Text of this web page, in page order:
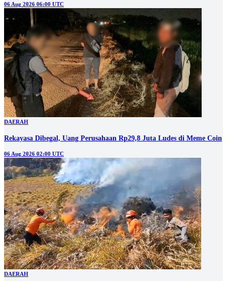
06 Aug 2026 06:00 UTC
DAERAH
Rekayasa Dibegal, Uang Perusahaan Rp29,8 Juta Ludes di Meme Coin
06 Aug 2026 02:00 UTC
DAERAH